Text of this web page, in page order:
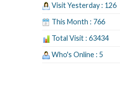
Visit Yesterday : 126
This Month : 766
Total Visit : 63434
Who's Online : 5